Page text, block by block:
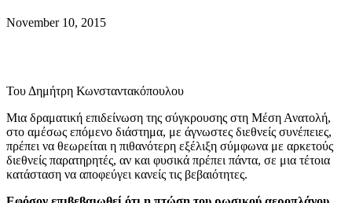
November 10, 2015
Του Δημήτρη Κωνσταντακόπουλου
Μια δραματική επιδείνωση της σύγκρουσης στη Μέση Ανατολή,
στο αμέσως επόμενο διάστημα, με άγνωστες διεθνείς συνέπειες,
πρέπει να θεωρείται η πιθανότερη εξέλιξη σύμφωνα με αρκετούς
διεθνείς παρατηρητές, αν και φυσικά πρέπει πάντα, σε μια τέτοια
κατάσταση να αποφεύγει κανείς τις βεβαιότητες.